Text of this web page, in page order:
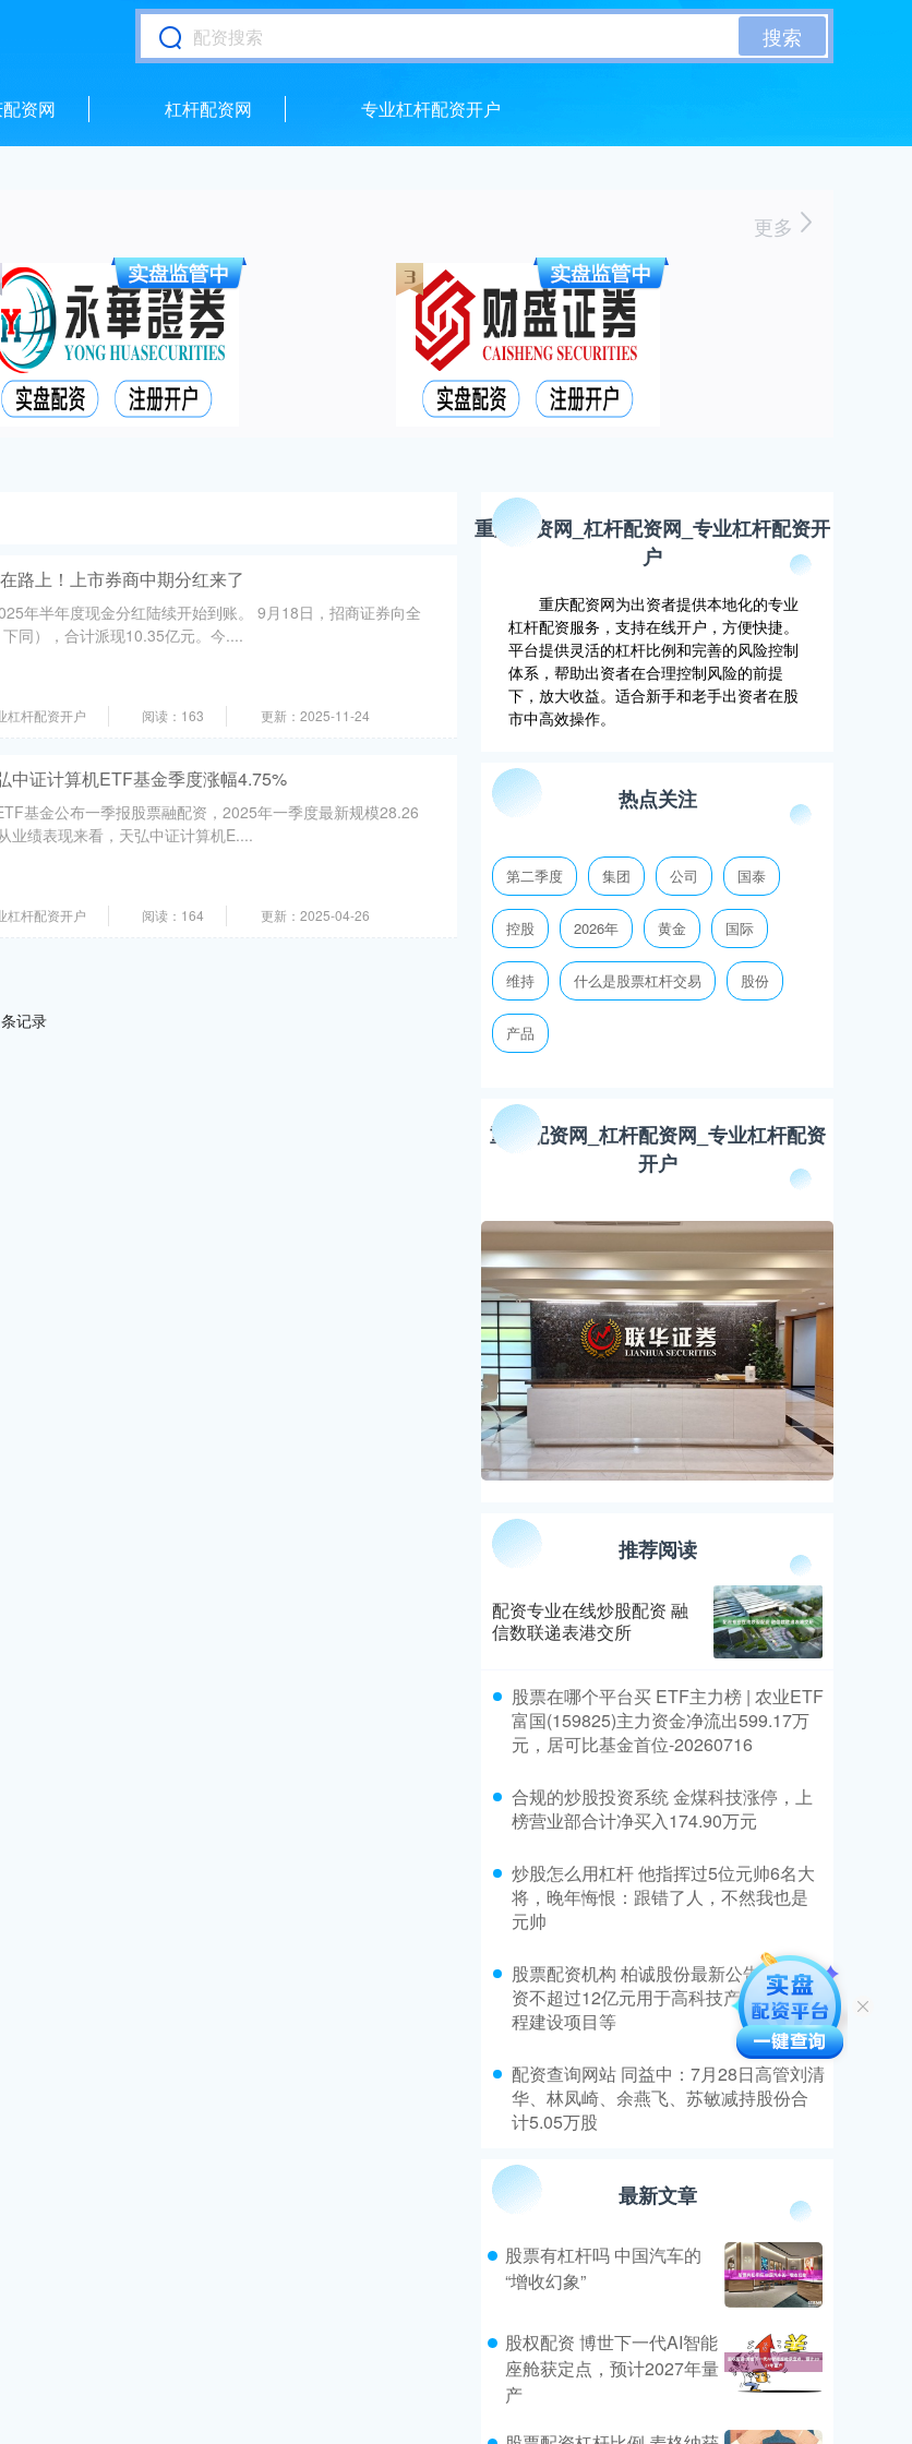
搜索
资网 杠杆配资网 专业杠杆配资开户
更多
路上！上市券商中期分红来了
年半年度现金分红陆续开始到账。 9月18日，招商证券向全
同），合计派现10.35亿元。今....
杠杆配资开户 阅读：163 更新：2025-11-24
中证计算机ETF基金季度涨幅4.75%
基金公布一季报股票融配资，2025年一季度最新规模28.26
业绩表现来看，天弘中证计算机E....
杠杆配资开户 阅读：164 更新：2025-04-26
记录
重庆配资网_杠杆配资网_专业杠杆配资开
户
重庆配资网为出资者提供本地化的专业
杠杆配资服务，支持在线开户，方便快捷。
平台提供灵活的杠杆比例和完善的风险控制
体系，帮助出资者在合理控制风险的前提
下，放大收益。适合新手和老手出资者在股
市中高效操作。
热点关注
第二季度 集团 公司 国泰
控股 2026年 黄金 国际
维持 什么是股票杠杆交易 股份
产品
重庆配资网_杠杆配资网_专业杠杆配资
开户
推荐阅读
配资专业在线炒股配资 融
信数联递表港交所
​股票在哪个平台买 ETF主力榜 | 农业ETF
富国(159825)主力资金净流出599.17万
元，居可比基金首位-20260716
​合规的炒股投资系统 金煤科技涨停，上
榜营业部合计净买入174.90万元
​炒股怎么用杠杆 他指挥过5位元帅6名大
将，晚年悔恨：跟错了人，不然我也是
元帅
​股票配资机构 柏诚股份最新公告：拟募
资不超过12亿元用于高科技产业专项工
程建设项目等
​配资查询网站 同益中：7月28日高管刘清
华、林凤崎、余燕飞、苏敏减持股份合
计5.05万股
最新文章
股票有杠杆吗 中国汽车的
“增收幻象”
股权配资 博世下一代AI智能
座舱获定点，预计2027年量
产